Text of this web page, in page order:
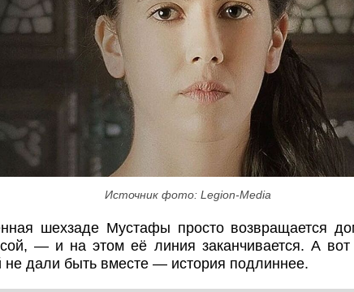
Источник фото: Legion-Media
шехзаде Мустафы просто возвращается
— и на этом её линия заканчивается. А
дали быть вместе — история подлиннее.